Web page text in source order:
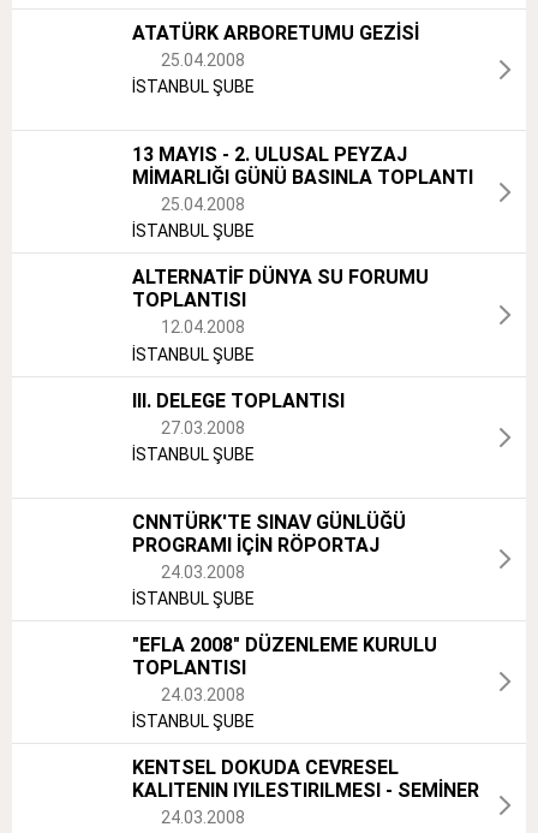
ATATÜRK ARBORETUMU GEZİSİ
25.04.2008
İSTANBUL ŞUBE
13 MAYIS - 2. ULUSAL PEYZAJ
MİMARLIĞI GÜNÜ BASINLA TOPLANTI
25.04.2008
İSTANBUL ŞUBE
ALTERNATİF DÜNYA SU FORUMU
TOPLANTISI
12.04.2008
İSTANBUL ŞUBE
III. DELEGE TOPLANTISI
27.03.2008
İSTANBUL ŞUBE
CNNTÜRK'TE SINAV GÜNLÜĞÜ
PROGRAMI İÇİN RÖPORTAJ
24.03.2008
İSTANBUL ŞUBE
"EFLA 2008" DÜZENLEME KURULU
TOPLANTISI
24.03.2008
İSTANBUL ŞUBE
KENTSEL DOKUDA CEVRESEL
KALITENIN IYILESTIRILMESI - SEMİNER
24.03.2008